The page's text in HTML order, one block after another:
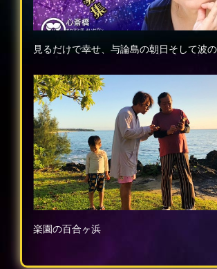
見るだけで幸せ、与論島の朝日そして波
楽園の百合ヶ浜